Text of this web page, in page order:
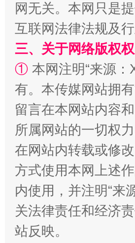
网无关。本网只是
互联网法律法规及
三、关于网络版权权
① 本网注明“来源
有。本传媒网站拥
留言在本网站内容
所属网站的一切权
在网站内转载或修
方式使用本网上述
内使用，并注明“来
关法律责任和经济
站反映。